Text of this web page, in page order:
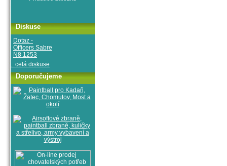
Diskuse
Dotaz -
Officers Sabre
N8 1253
.. celá diskuse
Doporučujeme